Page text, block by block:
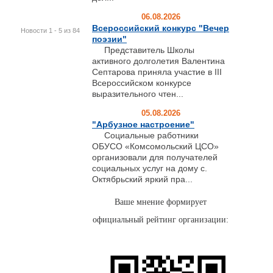
Новости 1 - 5 из 84
06.08.2026
Всероссийский конкурс "Вечер
поэзии"
Представитель Школы
активного долголетия Валентина
Септарова приняла участие в III
Всероссийском конкурсе
выразительного чтен...
05.08.2026
"Арбузное настроение"
Социальные работники
ОБУСО «Комсомольский ЦСО»
организовали для получателей
социальных услуг на дому с.
Октябрьский яркий пра...
Ваше мнение формирует
официальный рейтинг организации: